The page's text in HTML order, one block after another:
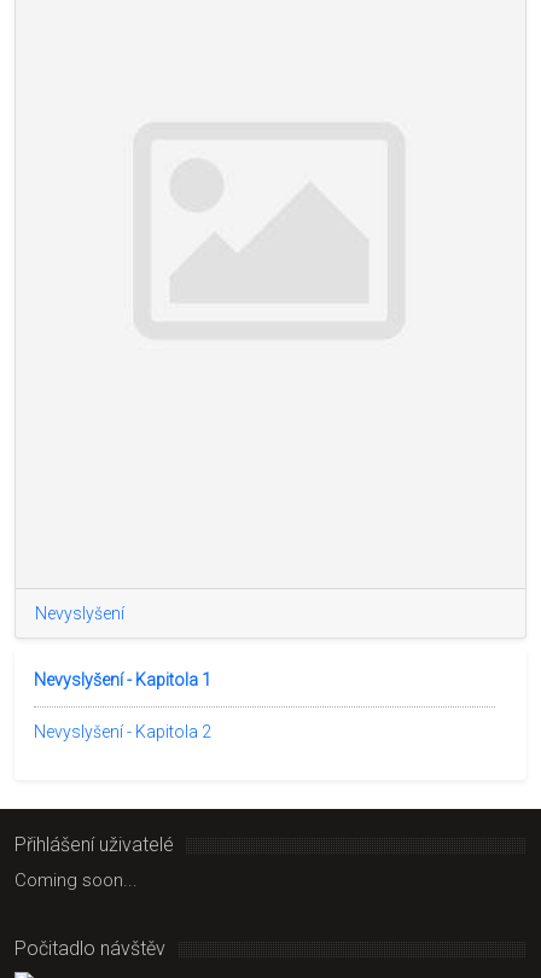
Nevyslyšení
Nevyslyšení - Kapitola 1
Nevyslyšení - Kapitola 2
Přihlášení uživatelé
Coming soon...
Počitadlo návštěv